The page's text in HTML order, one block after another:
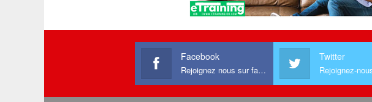
Facebook
Rejoignez nous sur facebook
Twitter